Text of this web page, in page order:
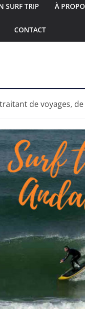
SURF TRIP À
CONTACT
de voyages,